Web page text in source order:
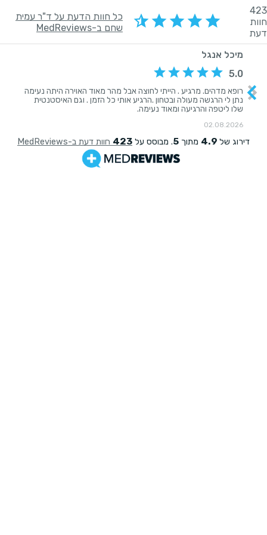
423
חוות
דעת
כל חוות הדעת על ד"ר עמית
שחם ב-MedReviews
מיכל אנגל
5.0
רופא מדהים. מרגיע . הייתי לחוצה אבל מהר מאוד האוירה היתה נעימה
נתן לי הרגשה מעולה ובטחון .הרגיע אותי כל הזמן . וגם האיסטנטית
שלו ליטפה והרגיעה ומאוד נעימה.
02.08.2026
דירוג של 4.9 מתוך 5. מבוסס על 423 חוות דעת ב-MedReviews